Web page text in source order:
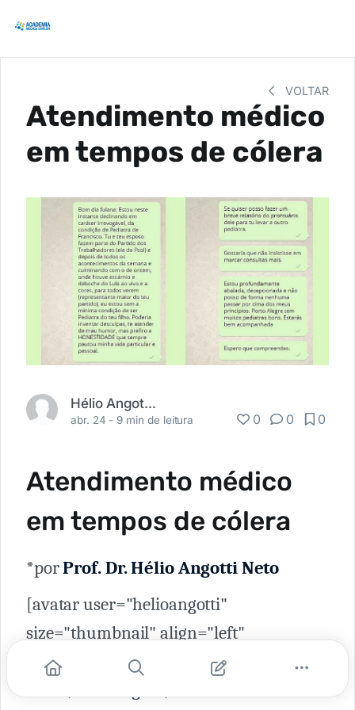
VOLTAR
Atendimento médico
em tempos de cólera
Hélio Angotti Neto
abr. 24 - 9 min de leitura 0 0 0
Atendimento médico
em tempos de cólera
*porProf. Dr. Hélio Angotti Neto
[avatar user="helioangotti"
size="thumbnail" align="left"
link="http://academiamedica.com.br/a